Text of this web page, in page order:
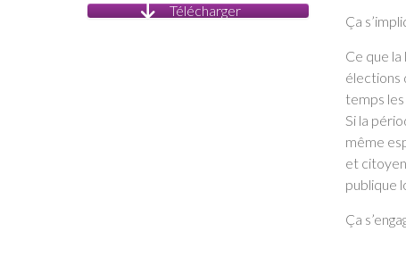
Télécharger
Ça
Ce que
élections
temps
Si la
même
et
publique
Ça